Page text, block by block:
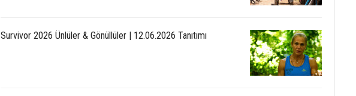
Survivor 2026 Ünlüler & Gönüllüler | 12.06.2026 Tanıtımı